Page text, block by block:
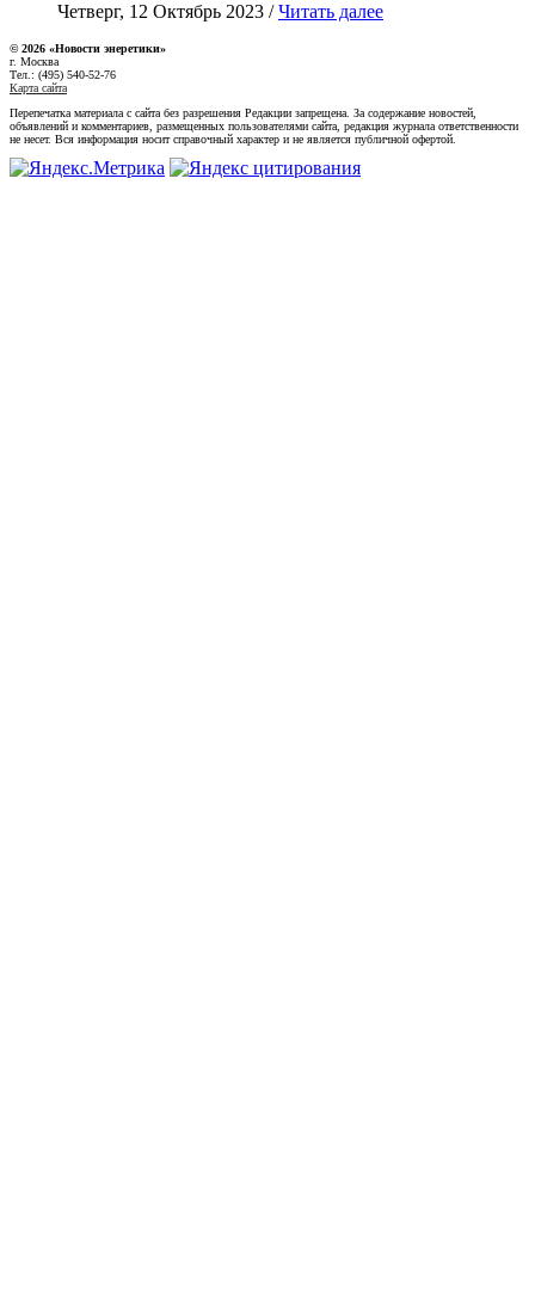
Четверг, 12 Октябрь 2023 /Читать далее
© 2026 «Новости энеретики»
г. Москва
Тел.: (495) 540-52-76
Карта сайта
Перепечатка материала с сайта без разрешения Редакции запрещена. За содержание новостей,
объявлений и комментариев, размещенных пользователями сайта, редакция журнала ответственности
не несет. Вся информация носит справочный характер и не является публичной офертой.